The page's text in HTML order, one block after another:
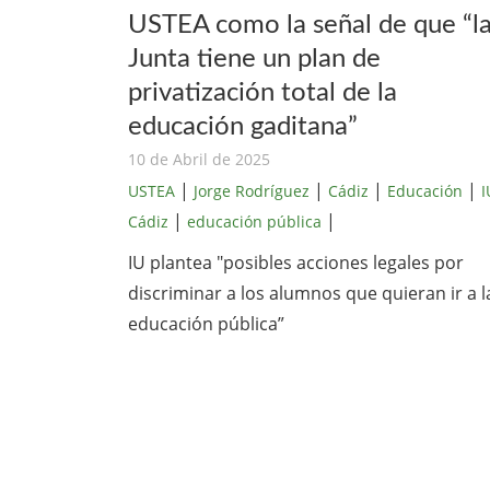
USTEA como la señal de que “la
Junta tiene un plan de
privatización total de la
educación gaditana”
10 de Abril de 2025
USTEA | Jorge Rodríguez | Cádiz | Educación |
Cádiz | educación pública |
IU plantea "posibles acciones legales por
discriminar a los alumnos que quieran ir a
educación pública”